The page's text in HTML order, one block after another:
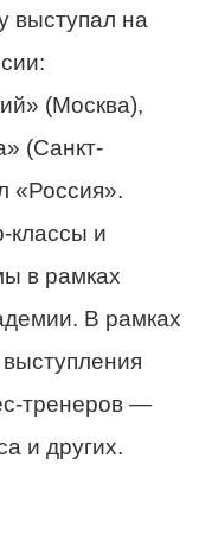
выступал на
(Москва),
(Санкт-
«Россия».
классы и
в рамках
В рамках
тренеров —
и других.